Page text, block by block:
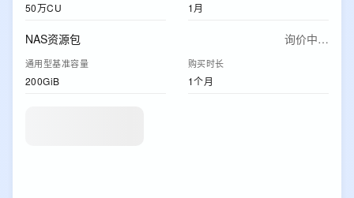
50万CU 1月
NAS资源包 询价中…
通用型基准容量
200GiB
购买时长
1个月